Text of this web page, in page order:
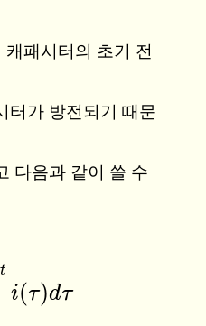
캐패시터의 초기 전
터가 방전되기 때문
다음과 같이 쓸 수
t
i(τ)dτ